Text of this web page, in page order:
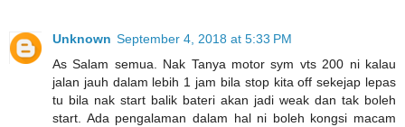
Unknown September 4, 2018 at 5:33 PM
As Salam semua. Nak Tanya motor sym vts 200 ni kalau
jalan jauh dalam lebih 1 jam bila stop kita off sekejap lepas
tu bila nak start balik bateri akan jadi weak dan tak boleh
start. Ada pengalaman dalam hal ni boleh kongsi macam